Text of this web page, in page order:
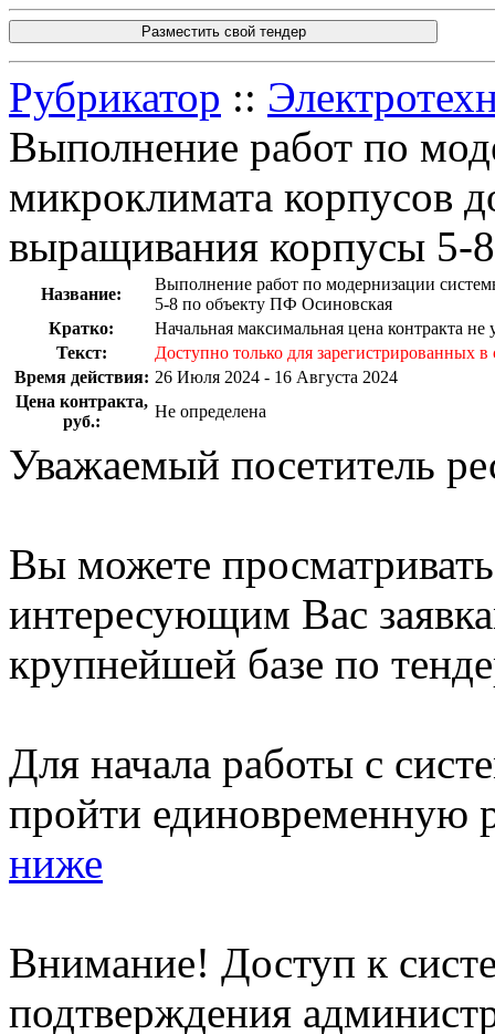
Разместить свой тендер
Рубрикатор ::
Выполнение работ по
микроклимата корпусов
выращивания корпусы 5-
Название:
Выполнение работ по модернизации
5-8 по объекту ПФ Осиновская
Кратко:
Начальная максимальная цена контракта не
Текст:
Доступно только для зарегистрированных в
Время действия: 26 Июля 2024 - 16 Августа 2024
Цена контракта,
руб.:
Не определена
Уважаемый посетитель
Вы можете
интересующим Вас
крупнейшей базе по
Для начала работы с
пройти единовременную
ниже
Внимание! Доступ к
подтверждения